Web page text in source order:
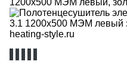
1200x500 МЭМ левый,